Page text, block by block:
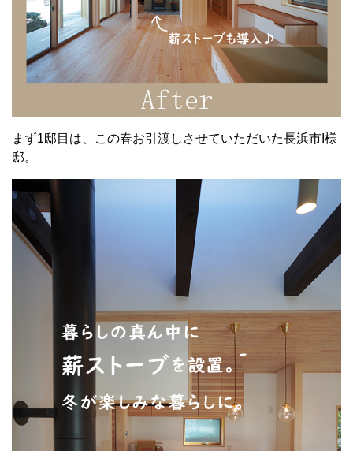
まず1邸目は、この春お引渡しさせていただいた長浜市I様
邸。